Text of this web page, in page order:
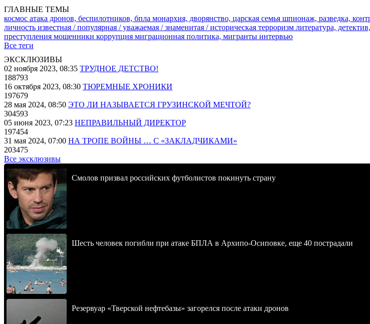
ГЛАВНЫЕ ТЕМЫ
космос атака дронов, беспилотников, бпла монархия, дворянство, царская семья шпионаж, разведка,
личность известная / популярная / уважаемая / знаменитая / историческая терроризм литература,
преступления мошенники коррупция миграционная политика, мигранты интервью
Все теги
ЭКСКЛЮЗИВЫ
02 ноября 2023, 08:35 ТРУДНОЕ ДЕТСТВО!
188793
16 октября 2023, 08:30 ТЮРЕМНЫЕ ХРОНИКИ
197679
28 мая 2024, 08:50 ЭТО ЛИ НАЗЫВАЕТСЯ ГРУЗИНСКОЙ МЕЧТОЙ?
304593
05 июня 2023, 07:23 НЕПРАВИЛЬНЫЙ ДИРЕКТОР
197454
31 мая 2024, 07:00 НА ТРОПЕ ВОЙНЫ … С «ЗАКЛАДЧИКАМИ»
203475
Все эксклюзивы
Смолов призвал российских футболистов покинуть страну
Шесть человек погибли при атаке БПЛА в Архипо-Осиповке, еще 40 пострадали
Резервуар «Тверской нефтебазы» загорелся после атаки дронов